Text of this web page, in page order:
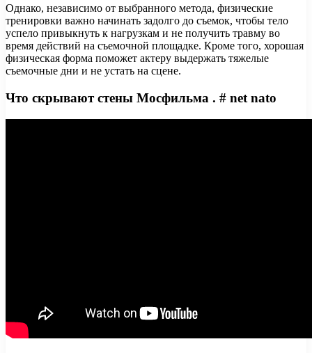
Однако, независимо от выбранного метода, физические
тренировки важно начинать задолго до съемок, чтобы тело
успело привыкнуть к нагрузкам и не получить травму во
время действий на съемочной площадке. Кроме того, хорошая
физическая форма поможет актеру выдержать тяжелые
съемочные дни и не устать на сцене.
Что скрывают стены Мосфильма . # net nato